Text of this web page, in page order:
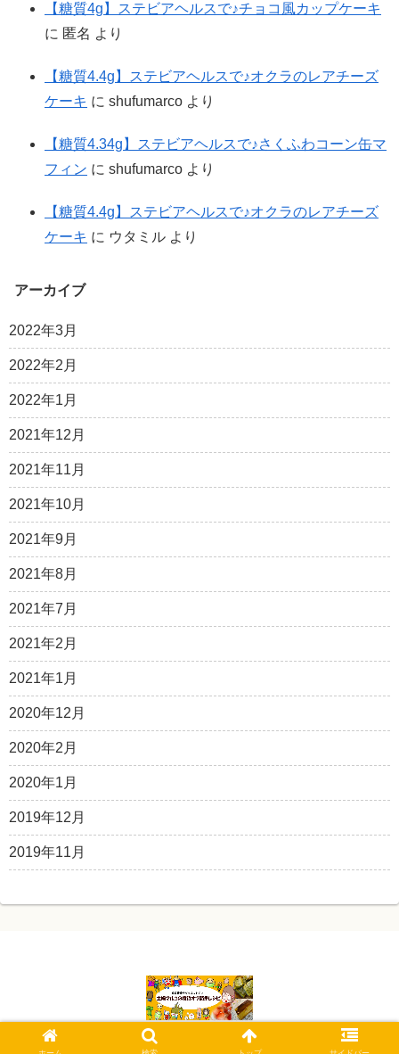
【糖質4g】ステビアヘルスで♪チョコ風カップケーキ
に 匿名 より
【糖質4.4g】ステビアヘルスで♪オクラのレアチーズ
ケーキ に shufumarco より
【糖質4.34g】ステビアヘルスで♪さくふわコーン缶マ
フィン に shufumarco より
【糖質4.4g】ステビアヘルスで♪オクラのレアチーズ
ケーキ に ウタミル より
アーカイブ
2022年3月
2022年2月
2022年1月
2021年12月
2021年11月
2021年10月
2021年9月
2021年8月
2021年7月
2021年2月
2021年1月
2020年12月
2020年2月
2020年1月
2019年12月
2019年11月
© 2019 主婦マルコの糖質オフ簡単レシピ.